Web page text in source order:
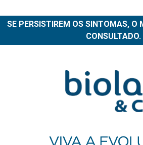
SE PERSISTIREM OS SINTOMAS, O
CONSULTADO.